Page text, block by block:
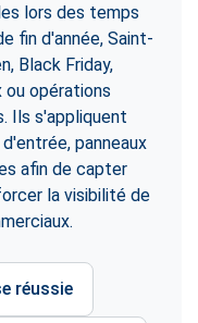
lors des temps
fin d'année, Saint-
Black Friday,
ou opérations
Ils s'appliquent
panneaux
afin de capter
la visibilité de
réussie